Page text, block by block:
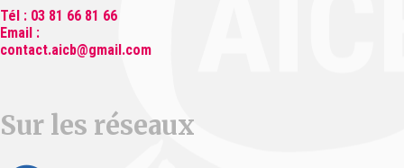
Tél : 03 81 66 81 66
Email :
contact.aicb@gmail.com
Sur les réseaux